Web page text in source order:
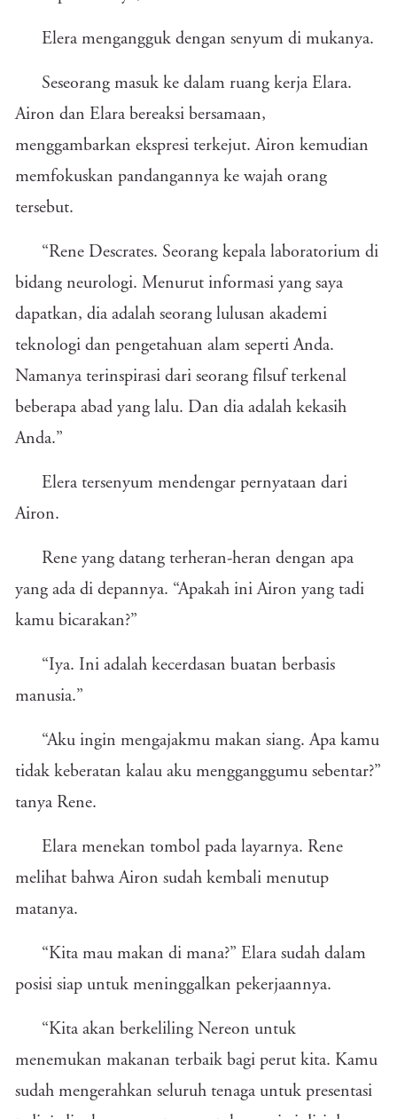
Elera mengangguk dengan senyum di mukanya.
Seseorang masuk ke dalam ruang kerja Elara.
Airon dan Elara bereaksi bersamaan,
menggambarkan ekspresi terkejut. Airon kemudian
memfokuskan pandangannya ke wajah orang
tersebut.
“Rene Descrates. Seorang kepala laboratorium di
bidang neurologi. Menurut informasi yang saya
dapatkan, dia adalah seorang lulusan akademi
teknologi dan pengetahuan alam seperti Anda.
Namanya terinspirasi dari seorang filsuf terkenal
beberapa abad yang lalu. Dan dia adalah kekasih
Anda.”
Elera tersenyum mendengar pernyataan dari
Airon.
Rene yang datang terheran-heran dengan apa
yang ada di depannya. “Apakah ini Airon yang tadi
kamu bicarakan?”
“Iya. Ini adalah kecerdasan buatan berbasis
manusia.”
“Aku ingin mengajakmu makan siang. Apa kamu
tidak keberatan kalau aku mengganggumu sebentar?”
tanya Rene.
Elara menekan tombol pada layarnya. Rene
melihat bahwa Airon sudah kembali menutup
matanya.
“Kita mau makan di mana?” Elara sudah dalam
posisi siap untuk meninggalkan pekerjaannya.
“Kita akan berkeliling Nereon untuk
menemukan makanan terbaik bagi perut kita. Kamu
sudah mengerahkan seluruh tenaga untuk presentasi